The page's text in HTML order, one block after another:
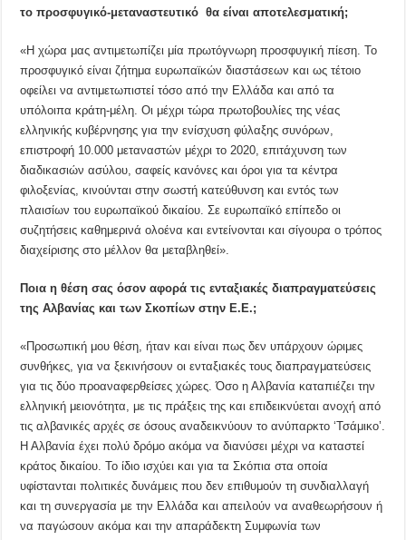
το προσφυγικό-μεταναστευτικό θα είναι αποτελεσματική;
«Η χώρα μας αντιμετωπίζει μία πρωτόγνωρη προσφυγική πίεση. Το
προσφυγικό είναι ζήτημα ευρωπαϊκών διαστάσεων και ως τέτοιο
οφείλει να αντιμετωπιστεί τόσο από την Ελλάδα και από τα
υπόλοιπα κράτη-μέλη. Οι μέχρι τώρα πρωτοβουλίες της νέας
ελληνικής κυβέρνησης για την ενίσχυση φύλαξης συνόρων,
επιστροφή 10.000 μεταναστών μέχρι το 2020, επιτάχυνση των
διαδικασιών ασύλου, σαφείς κανόνες και όροι για τα κέντρα
φιλοξενίας, κινούνται στην σωστή κατεύθυνση και εντός των
πλαισίων του ευρωπαϊκού δικαίου. Σε ευρωπαϊκό επίπεδο οι
συζητήσεις καθημερινά ολοένα και εντείνονται και σίγουρα ο τρόπος
διαχείρισης στο μέλλον θα μεταβληθεί».
Ποια η θέση σας όσον αφορά τις ενταξιακές διαπραγματεύσεις
της Αλβανίας και των Σκοπίων στην Ε.Ε.;
«Προσωπική μου θέση, ήταν και είναι πως δεν υπάρχουν ώριμες
συνθήκες, για να ξεκινήσουν οι ενταξιακές τους διαπραγματεύσεις
για τις δύο προαναφερθείσες χώρες. Όσο η Αλβανία καταπιέζει την
ελληνική μειονότητα, με τις πράξεις της και επιδεικνύεται ανοχή από
τις αλβανικές αρχές σε όσους αναδεικνύουν το ανύπαρκτο ‘Τσάμικο’.
Η Αλβανία έχει πολύ δρόμο ακόμα να διανύσει μέχρι να καταστεί
κράτος δικαίου. Το ίδιο ισχύει και για τα Σκόπια στα οποία
υφίστανται πολιτικές δυνάμεις που δεν επιθυμούν τη συνδιαλλαγή
και τη συνεργασία με την Ελλάδα και απειλούν να αναθεωρήσουν ή
να παγώσουν ακόμα και την απαράδεκτη Συμφωνία των